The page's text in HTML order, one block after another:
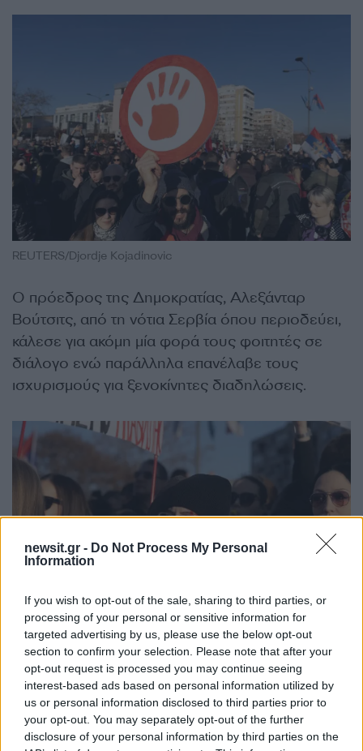
newsit.gr - Do Not Process My Personal
Information
If you wish to opt-out of the sale, sharing to third parties, or
processing of your personal or sensitive information for
targeted advertising by us, please use the below opt-out
section to confirm your selection. Please note that after your
opt-out request is processed you may continue seeing
interest-based ads based on personal information utilized by
us or personal information disclosed to third parties prior to
your opt-out. You may separately opt-out of the further
disclosure of your personal information by third parties on the
REUTERS/Djordje Kojadinovic
Ο πρόεδρος της Δημοκρατίας, Αλεξάνταρ
Βούτσιτς, από τη νότια Σερβία όπου περιοδεύει,
κάλεσε για ακόμη μία φορά τους φοιτητές σε
διάλογο ενώ παράλληλα επανέλαβε τους
ισχυρισμούς για ξενοκίνητες διαδηλώσεις.
REUTERS/Djordje Kojadinovic
«Ακριβώς τη στιγμή που βγάλαμε τη Σερβία από
τη φτώχεια και άρχισε να ανακάμπτει, ξαφνικά